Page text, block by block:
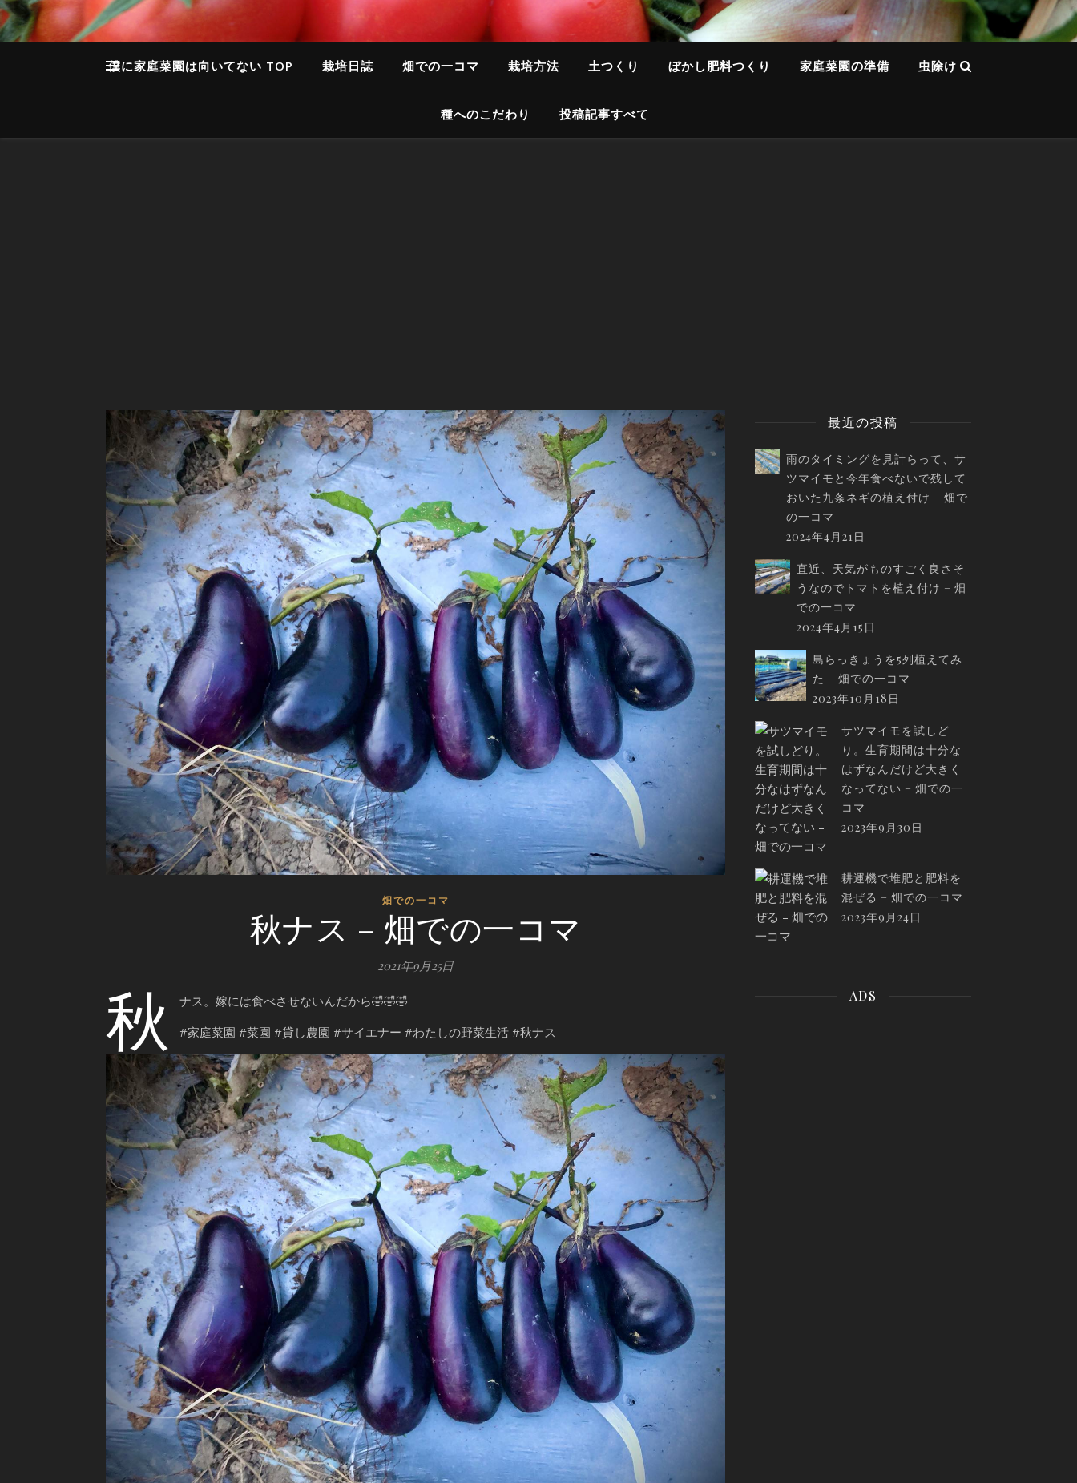
僕に家庭菜園は向いてない TOP 栽培日誌 畑での一コマ 栽培方法 土つくり ぼかし肥料つくり 家庭菜園の準備 虫除け
種へのこだわり 投稿記事すべて
畑での一コマ
秋ナス – 畑での一コマ
2021年9月25日
秋
ナス。嫁には食べさせないんだから🤣🤣🤣
#家庭菜園 #菜園 #貸し農園 #サイエナー #わたしの野菜生活 #秋ナス
最近の投稿
雨のタイミングを見計らって、サ
ツマイモと今年食べないで残して
おいた九条ネギの植え付け – 畑で
の一コマ
2024年4月21日
直近、天気がものすごく良さそ
うなのでトマトを植え付け – 畑
での一コマ
2024年4月15日
島らっきょうを5列植えてみ
た – 畑での一コマ
2023年10月18日
サツマイモを試しど
り。生育期間は十分な
はずなんだけど大きく
なってない – 畑での一
コマ
2023年9月30日
耕運機で堆肥と肥料を
混ぜる – 畑での一コマ
2023年9月24日
ADS